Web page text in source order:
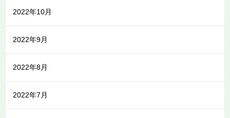
2022年10月
2022年9月
2022年8月
2022年7月